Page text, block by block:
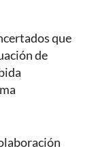
que
de